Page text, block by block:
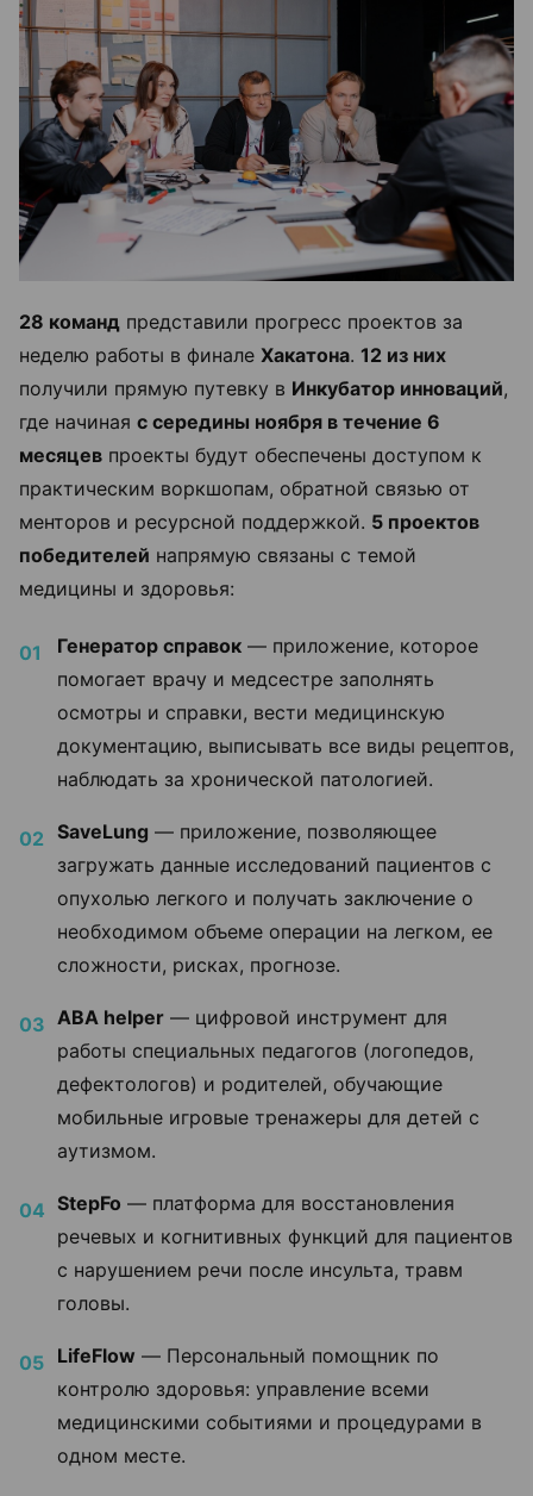
28 команд представили прогресс проектов за
неделю работы в финале Хакатона. 12 из них
получили прямую путевку в Инкубатор инноваций,
где начиная с середины ноября в течение 6
месяцев проекты будут обеспечены доступом к
практическим воркшопам, обратной связью от
менторов и ресурсной поддержкой. 5 проектов
победителей напрямую связаны с темой
медицины и здоровья:
Генератор справок — приложение, которое
помогает врачу и медсестре заполнять
осмотры и справки, вести медицинскую
документацию, выписывать все виды рецептов,
наблюдать за хронической патологией.
SaveLung — приложение, позволяющее
загружать данные исследований пациентов с
опухолью легкого и получать заключение о
необходимом объеме операции на легком, ее
сложности, рисках, прогнозе.
ABA helper — цифровой инструмент для
работы специальных педагогов (логопедов,
дефектологов) и родителей, обучающие
мобильные игровые тренажеры для детей с
аутизмом.
StepFo — платформа для восстановления
речевых и когнитивных функций для пациентов
с нарушением речи после инсульта, травм
головы.
LifeFlow — Персональный помощник по
контролю здоровья: управление всеми
медицинскими событиями и процедурами в
одном месте.